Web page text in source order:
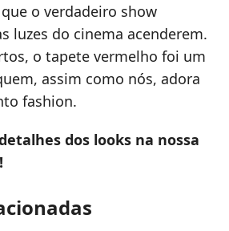
o verdadeiro show
luzes do cinema acenderem.
o tapete vermelho foi um
assim como nós, adora
fashion.
dos looks na nossa